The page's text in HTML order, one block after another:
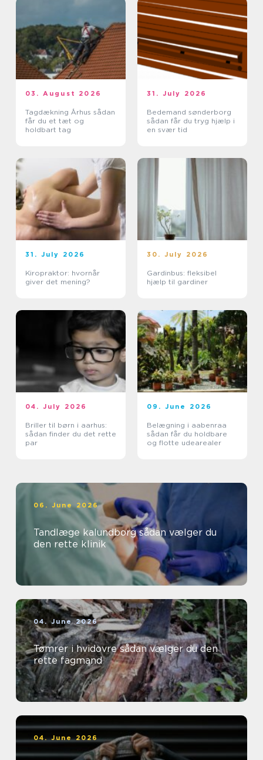
03. August 2026
Tagdækning Århus sådan
får du et tæt og
holdbart tag
31. July 2026
Bedemand sønderborg
sådan får du tryg hjælp i
en svær tid
31. July 2026
Kiropraktor: hvornår
giver det mening?
30. July 2026
Gardinbus: fleksibel
hjælp til gardiner
04. July 2026
Briller til børn i aarhus:
sådan finder du det rette
par
09. June 2026
Belægning i aabenraa
sådan får du holdbare
og flotte udearealer
06. June 2026
Tandlæge kalundborg sådan vælger du
den rette klinik
04. June 2026
Tømrer i hvidovre sådan vælger du den
rette fagmand
04. June 2026